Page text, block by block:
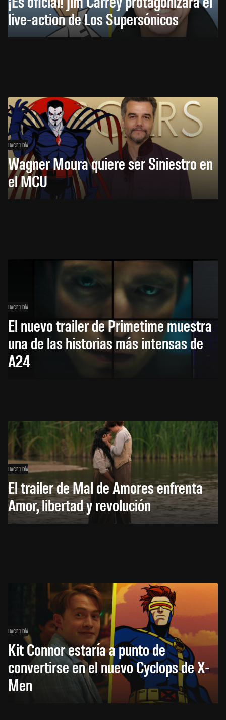
live-action de Los Supersónicos
HACE 1 DÍA
Wagner Moura quiere ser Siniestro en
el MCU
HACE 1 DÍA
El nuevo trailer de Primetime muestra
una de las historias más intensas de
A24
HACE 1 DÍA
El trailer de Mal de Amores enfrenta
Amor, libertad y revolución
HACE 1 DÍA
Kit Connor estaría a punto de
convertirse en el nuevo Cyclops de X-
Men